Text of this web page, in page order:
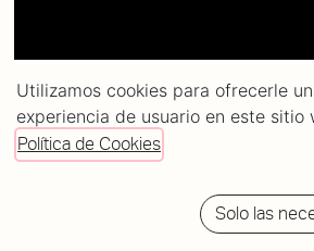
Utilizamos cookies para ofrecerle
experiencia de usuario en este sitio
Política de Cookies
Solo las